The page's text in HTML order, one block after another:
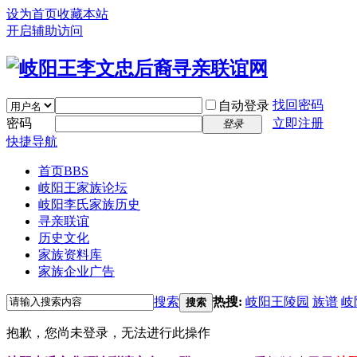
设为首页收藏本站
开启辅助访问
自动登录 找回密码
密码
登录
立即注册
快捷导航
首页BBS
岐阳王家族论坛
岐阳李氏家族历史
寻亲联谊
历史文化
家族资料库
家族企业广告
搜索 搜索 热搜: 岐阳王陵园 族谱 岐
抱歉，您尚未登录，无法进行此操作